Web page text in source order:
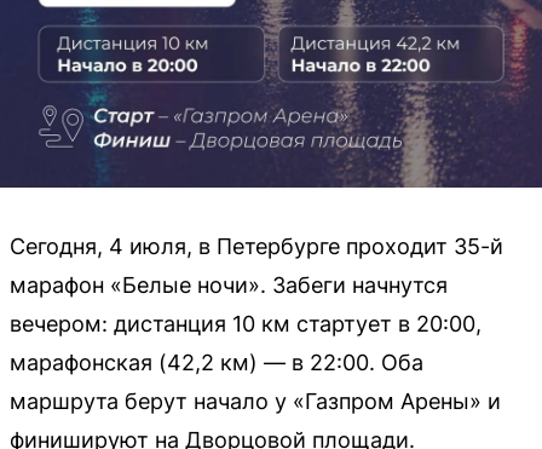
Сегодня, 4 июля, в Петербурге проходит 35-й
марафон «Белые ночи». Забеги начнутся
вечером: дистанция 10 км стартует в 20:00,
марафонская (42,2 км) — в 22:00. Оба
маршрута берут начало у «Газпром Арены» и
финишируют на Дворцовой площади.